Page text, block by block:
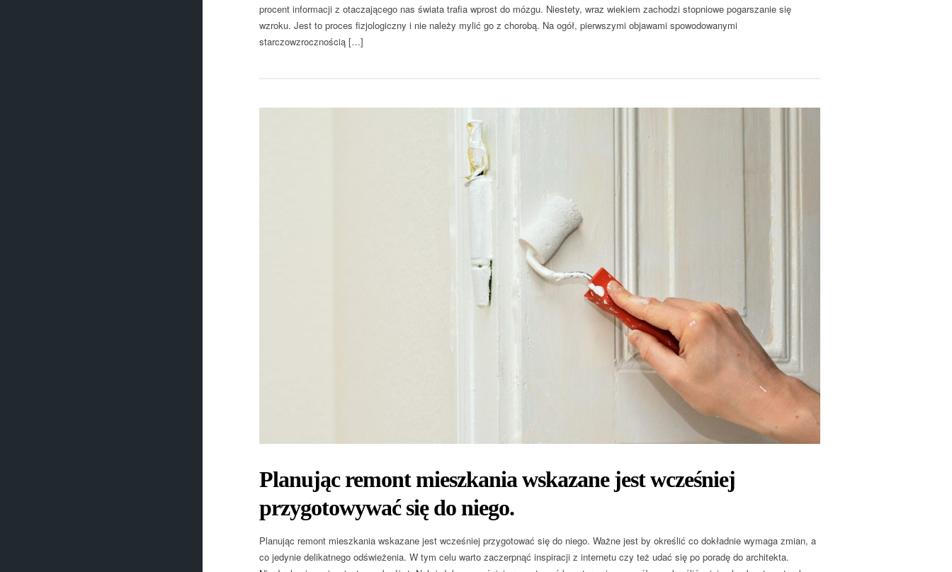
procent informacji z otaczającego nas świata trafia wprost do mózgu. Niestety, wraz wiekiem zachodzi stopniowe pogarszanie się
wzroku. Jest to proces fizjologiczny i nie należy mylić go z chorobą. Na ogół, pierwszymi objawami spowodowanymi
starczowzrocznością […]
Planując remont mieszkania wskazane jest wcześniej
przygotowywać się do niego.
Planując remont mieszkania wskazane jest wcześniej przygotować się do niego. Ważne jest by określić co dokładnie wymaga zmian, a
co jedynie delikatnego odświeżenia. W tym celu warto zaczerpnąć inspiracji z internetu czy też udać się po poradę do architekta.